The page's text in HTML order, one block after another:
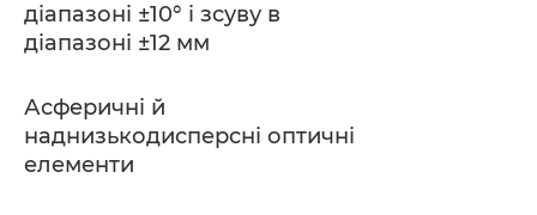
діапазоні ±10° і зсуву в
діапазоні ±12 мм
Асферичні й
наднизькодисперсні оптичні
елементи